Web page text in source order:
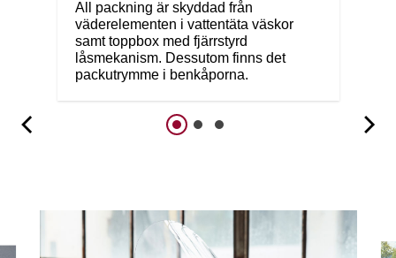
All packning är skyddad från
väderelementen i vattentäta väskor
samt toppbox med fjärrstyrd
låsmekanism. Dessutom finns det
packutrymme i benkåporna.